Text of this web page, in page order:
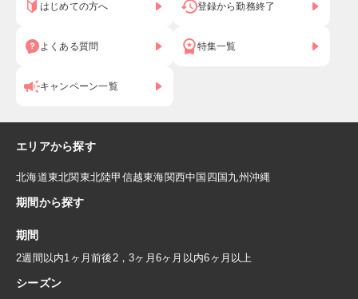
はじめての方へ 登録から勤務終了
よくある質問 特集一覧
キャンペーン一覧
エリアから探す
北海道東北関東北陸甲信越東海関西中国 四国 九州 沖縄
期間から探す
期間
2週間以内1ヶ月前後2，3ヶ月 6ヶ月以内6ヶ月以上
シーズン